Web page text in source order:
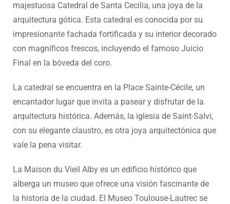
majestuosa Catedral de Santa Cecilia, una joya de la
arquitectura gótica. Esta catedral es conocida por su
impresionante fachada fortificada y su interior decorado
con magníficos frescos, incluyendo el famoso Juicio
Final en la bóveda del coro.
La catedral se encuentra en la Place Sainte-Cécile, un
encantador lugar que invita a pasear y disfrutar de la
arquitectura histórica. Además, la iglesia de Saint-Salvi,
con su elegante claustro, es otra joya arquitectónica que
vale la pena visitar.
La Maison du Vieil Alby es un edificio histórico que
alberga un museo que ofrece una visión fascinante de
la historia de la ciudad. El Museo Toulouse-Lautrec se